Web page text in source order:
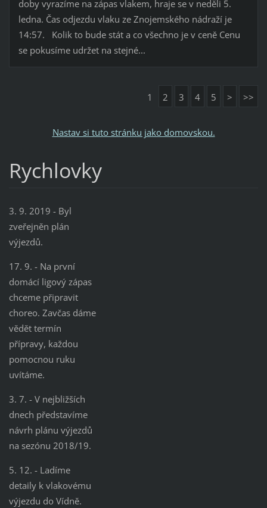
doby vyrazíme na zápas vlakem, hraje se v neděli 5.
ledna. Čas odjezdu vlaku ze Znojemského nádraží je
14:57. Kolik to bude stát a co všechno je v ceně Cenu
se pokusíme udržet na stejné...
1 2 3 4 5 > >>
Nastav si tuto stránku jako domovskou.
Rychlovky
3. 9. 2019 - Byl
zveřejněn plán
výjezdů.
17. 9. - Na první
domácí ligový zápas
chceme připravit
choreo. Zavčas dáme
vědět termín
přípravy, každou
pomocnou ruku
uvítáme.
3. 7. - V nejbližších
dnech představíme
návrh plánu výjezdů
na sezónu 2018/19.
5. 12. - Ladíme
detaily k vlakovému
výjezdu do Vídně.